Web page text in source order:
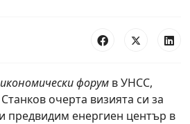
форум в УНСС,
очерта визията си за
предвидим енергиен център в